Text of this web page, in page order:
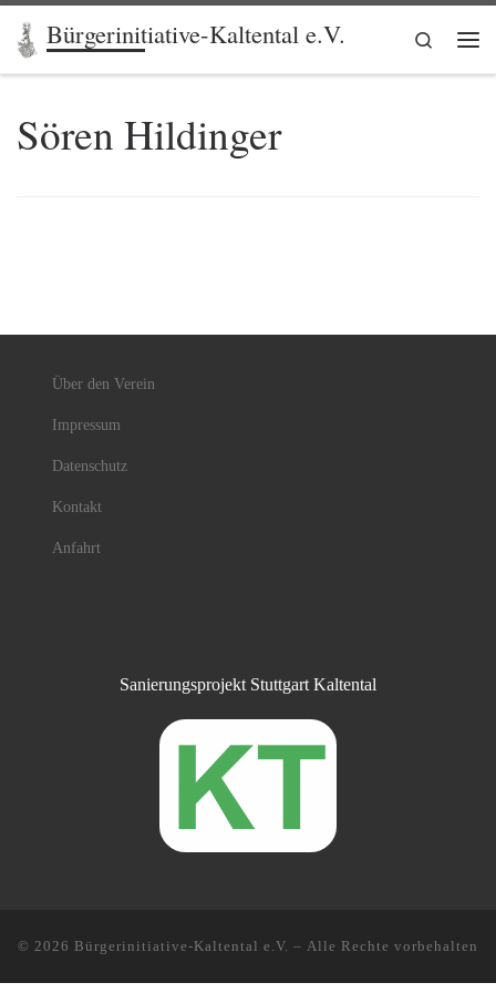
Zum Inhalt springen
Bürgerinitiative-Kaltental e.V.
Search
Sören Hildinger
Über den Verein
Impressum
Datenschutz
Kontakt
Anfahrt
Sanierungsprojekt Stuttgart Kaltental
© 2026 Bürgerinitiative-Kaltental e.V. – Alle Rechte vorbehalten